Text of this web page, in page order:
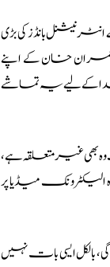
بانڈز کی بڑی
عمران خان کے اپنے
تھا اور اب خطرہ 75 فیصد ہو گیا ہے، خدا کےلیے یہ تماشے
بھی غیر متعلقہ ہے،
میڈیا پر
بالکل ایسی بات نہیں